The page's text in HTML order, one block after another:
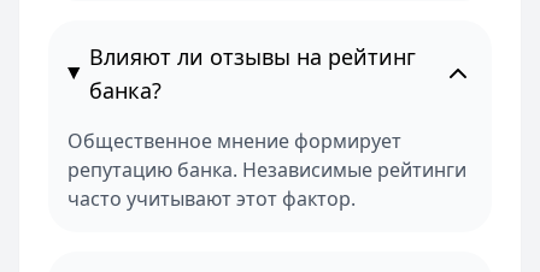
Влияют ли отзывы на рейтинг
банка?
Общественное мнение формирует
репутацию банка. Независимые рейтинги
часто учитывают этот фактор.